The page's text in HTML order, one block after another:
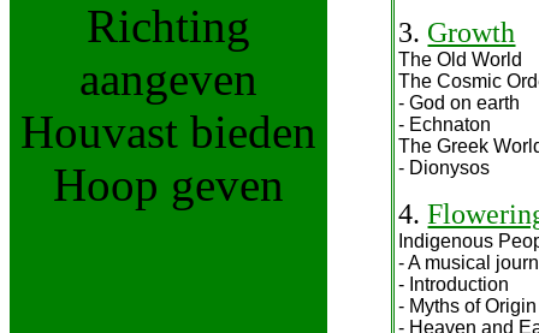
Richting
aangeven
Houvast bieden
Hoop geven
3. Growth
The Old World
The Cosmic
- God on earth
- Echnaton
The Greek
- Dionysos
4.
Indigenous
- A musical
- Introduction
- Myths of Origin
- Heaven and